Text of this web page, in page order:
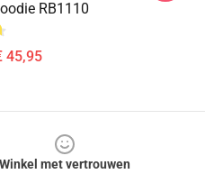
RB1110
45,95
Winkel met vertrouwen